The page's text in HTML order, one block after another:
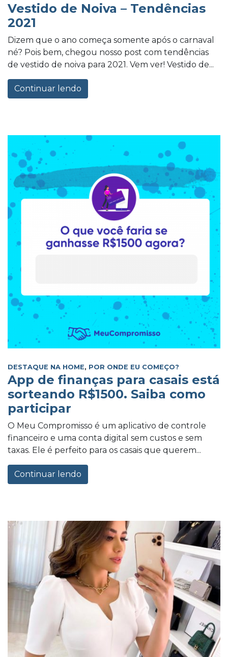
Vestido de Noiva – Tendências
2021
Dizem que o ano começa somente após o carnaval
né? Pois bem, chegou nosso post com tendências
de vestido de noiva para 2021. Vem ver! Vestido de...
Continuar lendo
DESTAQUE NA HOME, POR ONDE EU COMEÇO?
App de finanças para casais está
sorteando R$1500. Saiba como
participar
O Meu Compromisso é um aplicativo de controle
financeiro e uma conta digital sem custos e sem
taxas. Ele é perfeito para os casais que querem...
Continuar lendo